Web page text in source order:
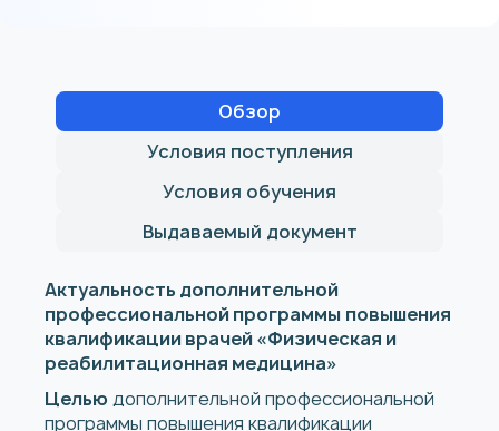
Обзор
Условия поступления
Условия обучения
Выдаваемый документ
Актуальность дополнительной
профессиональной программы повышения
квалификации врачей «Физическая и
реабилитационная медицина»
Целью дополнительной профессиональной
программы повышения квалификации